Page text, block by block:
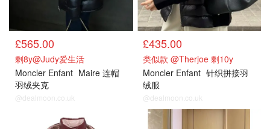
£565.00
剩8y@Judy爱生活
Moncler Enfant Maire 连帽
羽绒夹克
@dealmoon.co.uk
£435.00
类似款 @Therjoe 剩10y
Moncler Enfant 针织拼接羽
绒服
@dealmoon.co.uk
cettire